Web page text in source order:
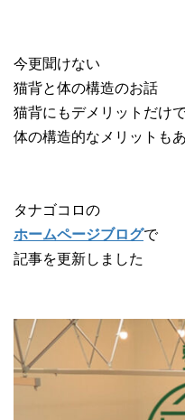
今更聞けない
猫背と体の構造のお話
猫背にもデメリットだけ
体の構造的なメリットも
タナゴコロの
ホームページブログで
記事を更新しました